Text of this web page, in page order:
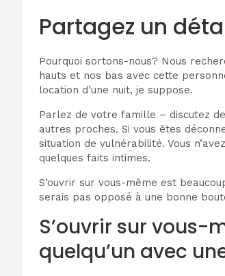
Partagez un
Pourquoi sortons-nous? Nous
hauts et nos bas avec cette
location d’une nuit, je suppose.
Parlez de votre famille – discutez
autres proches. Si vous êtes
situation de vulnérabilité. Vous
quelques faits intimes.
S’ouvrir sur vous-même est
serais pas opposé à une bonne
S’ouvrir sur vous-
quelqu’un avec